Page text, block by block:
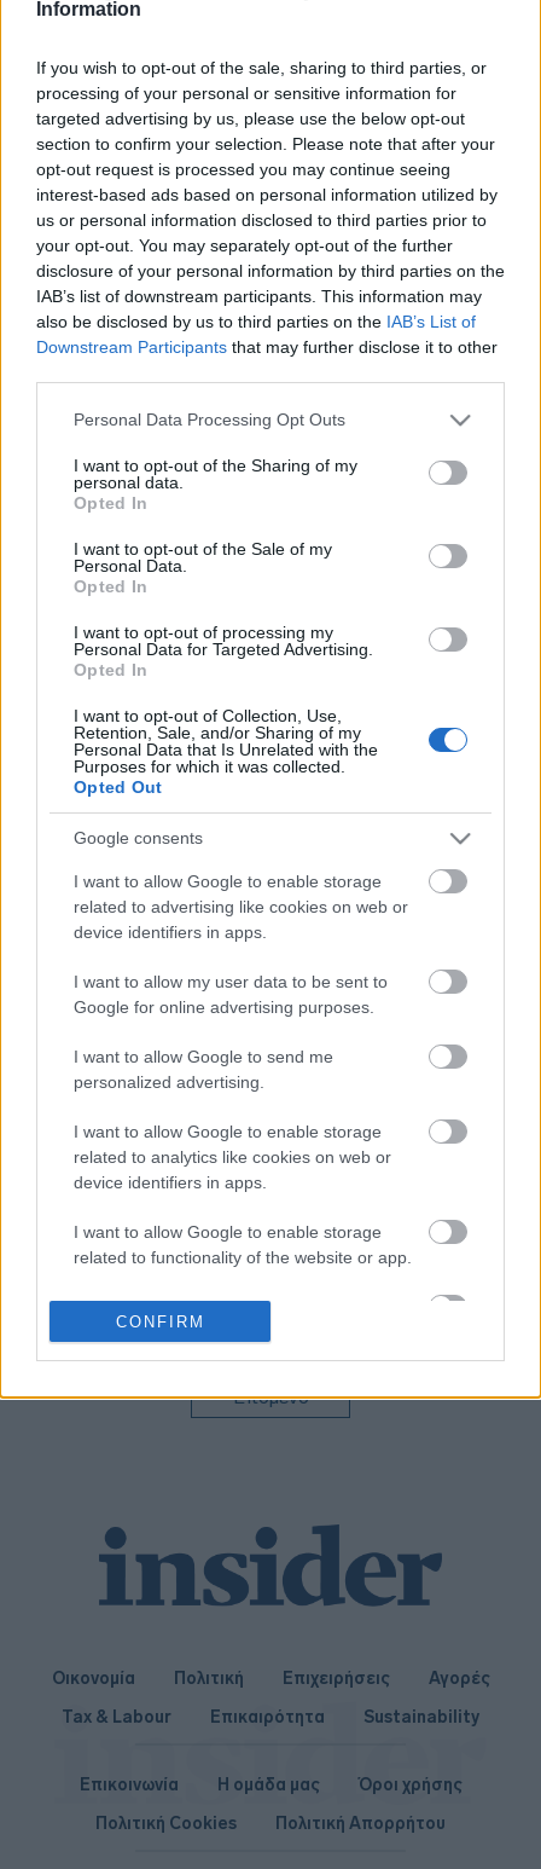
Information
If you wish to opt-out of the sale, sharing to third parties, or
processing of your personal or sensitive information for
targeted advertising by us, please use the below opt-out
section to confirm your selection. Please note that after your
opt-out request is processed you may continue seeing
interest-based ads based on personal information utilized by
us or personal information disclosed to third parties prior to
your opt-out. You may separately opt-out of the further
disclosure of your personal information by third parties on the
IAB’s list of downstream participants. This information may
also be disclosed by us to third parties on the IAB’s List of
Downstream Participants that may further disclose it to other
Please note that this website/app uses one or more Google
not limited to your visit or usage behaviour. You may click to
grant or deny consent to Google and its third-party tags to
use your data for below specified purposes in below Google
consent section.
Personal Data Processing Opt Outs
I want to opt-out of the Sharing of my
personal data.
Opted In
I want to opt-out of the Sale of my
Personal Data.
Opted In
I want to opt-out of processing my
Personal Data for Targeted Advertising.
Opted In
I want to opt-out of Collection, Use,
Retention, Sale, and/or Sharing of my
Personal Data that Is Unrelated with the
Purposes for which it was collected.
Opted Out
Google consents
I want to allow Google to enable storage
related to advertising like cookies on web or
device identifiers in apps.
I want to allow my user data to be sent to
Google for online advertising purposes.
I want to allow Google to send me
personalized advertising.
I want to allow Google to enable storage
related to analytics like cookies on web or
device identifiers in apps.
I want to allow Google to enable storage
related to functionality of the website or app.
I want to allow Google to enable storage
related to personalization.
related to security, including authentication
CONFIRM
συμφωνία εξυγίανσης
06-08-2026 16:25
ΣΒΕ: Θετικό βήμα η εκ
νέου ενεργοποίηση
της Κυβερνητικής
Επιτροπής
Βιομηχανίας
04-08-2026 12:37
Deloitte: Αισιόδοξοι οι
Έλληνες CEOs για την
επιχειρήσεών τους
Μαρκόπουλου με
παραγωγικούς φορείς
CSRD: Σχεδόν 3 στις 4
μεγάλες ελληνικές
επιχειρήσεις
αξιολογούν τη
προμηθευτών τους
Έρευνα ΕΚΤ: Δυναμική
χρήση της τεχνητής
επιχειρήσεις
Αποφεύγουν την Wall
που μένουν εκτός
Όμιλος ALTEX: Ισχυρή
ανάπτυξη και υψηλές
οικονομικές επιδόσεις
Επόμενο
Οικονομία Πολιτική Επιχειρήσεις
Αγορές
Tax & Labour
Επικαιρότητα Sustainability
Επικοινωνία Η ομάδα μας
Όροι χρήσης
Πολιτική Cookies
Πολιτική Απορρήτου